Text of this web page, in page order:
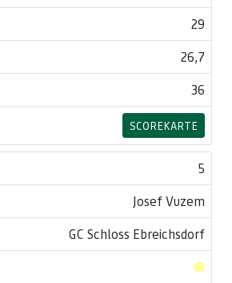
29
26,7
36
SCOREKARTE
5
Josef Vuzem
GC Schloss Ebreichsdorf